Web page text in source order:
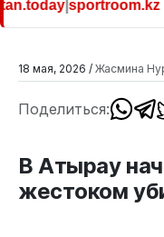
|sportroom.kz|
18 мая, 2026 / Жасмина
Поделиться:
В Атырау
жестоком